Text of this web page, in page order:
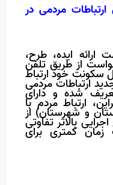
مردمی در
ارائه ایده، طرح،
از طریق تلفن
سکونت خود ارتباط
ارتباطات مردمی
شده و دارای
ارتباط مردم با
و شهرستان) از
بالاتر تفاوتی
کمتری برای